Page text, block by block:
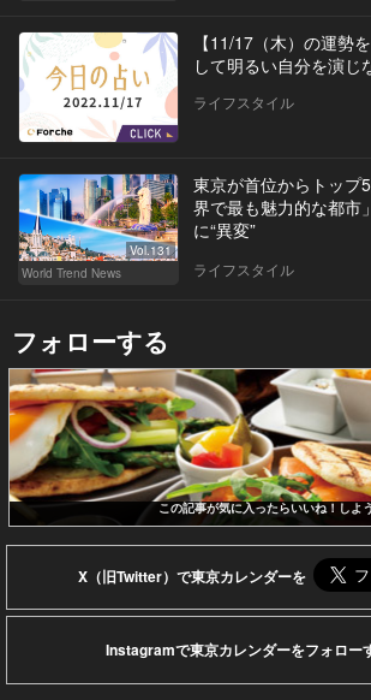
【11/17（木）の運勢
して明るい自分を演じ
ライフスタイル
Vol.131
World Trend News
東京が首位からトップ
界で最も魅力的な都市
に“異変”
ライフスタイル
フォローする
この記事が気に入ったらいいね！しよう
X（旧Twitter）で東京カレンダーを
Instagramで東京カレンダーをフォロー